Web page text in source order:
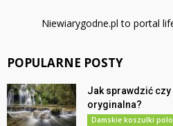
Niewiarygodne.pl to portal
POPULARNE POSTY
Jak sprawdzić czy
oryginalna?
Damskie koszulki polo